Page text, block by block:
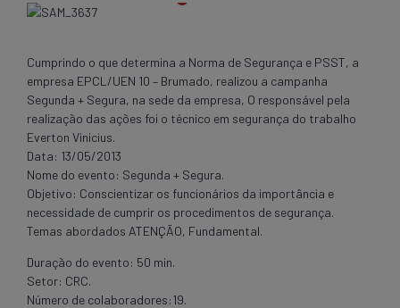
Cumprindo o que determina a Norma de Segurança e PSST, a
empresa EPCL/UEN 10 – Brumado, realizou a campanha
Segunda + Segura, na sede da empresa, O responsável pela
realização das ações foi o técnico em segurança do trabalho
Everton Vinicius.
Data: 13/05/2013
Nome do evento: Segunda + Segura.
Objetivo: Conscientizar os funcionários da importância e
necessidade de cumprir os procedimentos de segurança.
Temas abordados ATENÇÃO, Fundamental.
Duração do evento: 50 min.
Setor: CRC.
Número de colaboradores:19.